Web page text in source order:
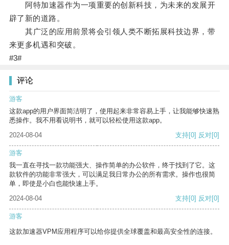
阿特加速器作为一项重要的创新科技，为未来的发展开
辟了新的道路。
其广泛的应用前景将会引领人类不断拓展科技边界，带
来更多机遇和突破。
#3#
评论
游客
这款app的用户界面简洁明了，使用起来非常容易上手，让我能够快速熟
悉操作。我不用看说明书，就可以轻松使用这款app。
2024-08-04
支持[0] 反对[0]
游客
我一直在寻找一款功能强大、操作简单的办公软件，终于找到了它。这
款软件的功能非常强大，可以满足我日常办公的所有需求。操作也很简
单，即使是小白也能快速上手。
2024-08-04
支持[0] 反对[0]
游客
这款加速器VPM应用程序可以给你提供全球覆盖和最高安全性的连接。